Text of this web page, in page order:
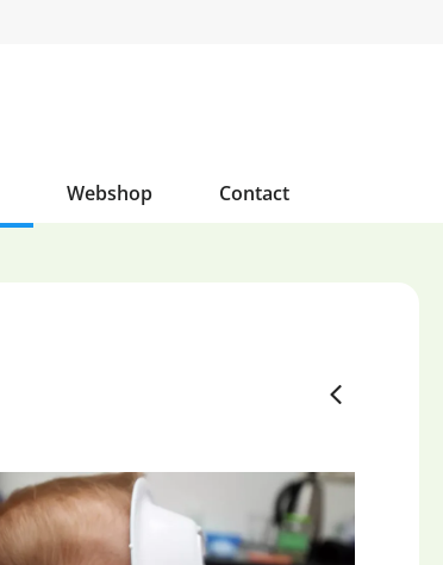
Webshop Contact